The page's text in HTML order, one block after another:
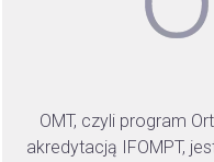
OMT, czyli program
akredytacją IFOMPT,